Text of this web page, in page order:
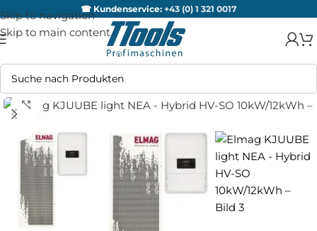
Skip to navigation
Skip to main content
☎ Kundenservice: +43 (0) 1 321 0017
AUSV
ERKA
Zum Vergrößern anklicken